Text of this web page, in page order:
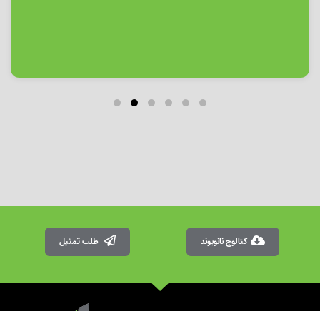
كتالوج نانوبوند طلب تمثيل